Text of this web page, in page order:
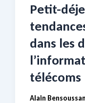
Petit-
dans les
télécoms
Alain Bensoussan